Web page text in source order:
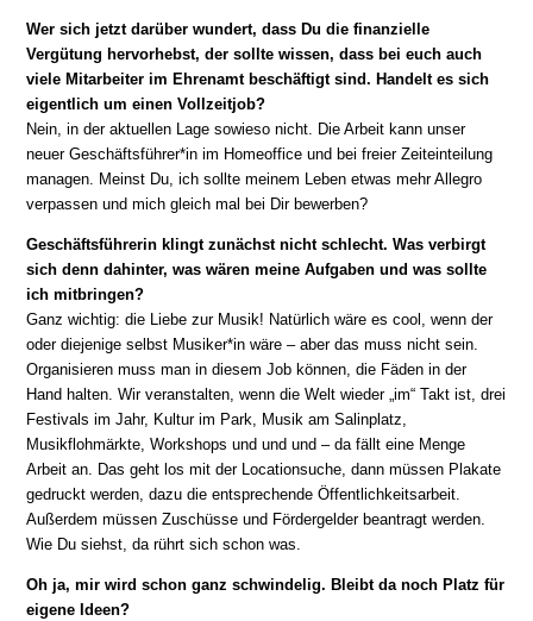
Wer sich jetzt darüber wundert, dass Du die finanzielle
Vergütung hervorhebst, der sollte wissen, dass bei euch auch
viele Mitarbeiter im Ehrenamt beschäftigt sind. Handelt es sich
eigentlich um einen Vollzeitjob?
Nein, in der aktuellen Lage sowieso nicht. Die Arbeit kann unser
neuer Geschäftsführer*in im Homeoffice und bei freier Zeiteinteilung
managen. Meinst Du, ich sollte meinem Leben etwas mehr Allegro
verpassen und mich gleich mal bei Dir bewerben?
Geschäftsführerin klingt zunächst nicht schlecht. Was verbirgt
sich denn dahinter, was wären meine Aufgaben und was sollte
ich mitbringen?
Ganz wichtig: die Liebe zur Musik! Natürlich wäre es cool, wenn der
oder diejenige selbst Musiker*in wäre – aber das muss nicht sein.
Organisieren muss man in diesem Job können, die Fäden in der
Hand halten. Wir veranstalten, wenn die Welt wieder „im“ Takt ist, drei
Festivals im Jahr, Kultur im Park, Musik am Salinplatz,
Musikflohmärkte, Workshops und und und – da fällt eine Menge
Arbeit an. Das geht los mit der Locationsuche, dann müssen Plakate
gedruckt werden, dazu die entsprechende Öffentlichkeitsarbeit.
Außerdem müssen Zuschüsse und Fördergelder beantragt werden.
Wie Du siehst, da rührt sich schon was.
Oh ja, mir wird schon ganz schwindelig. Bleibt da noch Platz für
eigene Ideen?